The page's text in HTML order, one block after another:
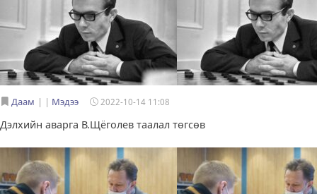
Даам | Мэдээ 2022-10-14 11:08
Дэлхийн аварга В.Щёголев таалал төгсөв